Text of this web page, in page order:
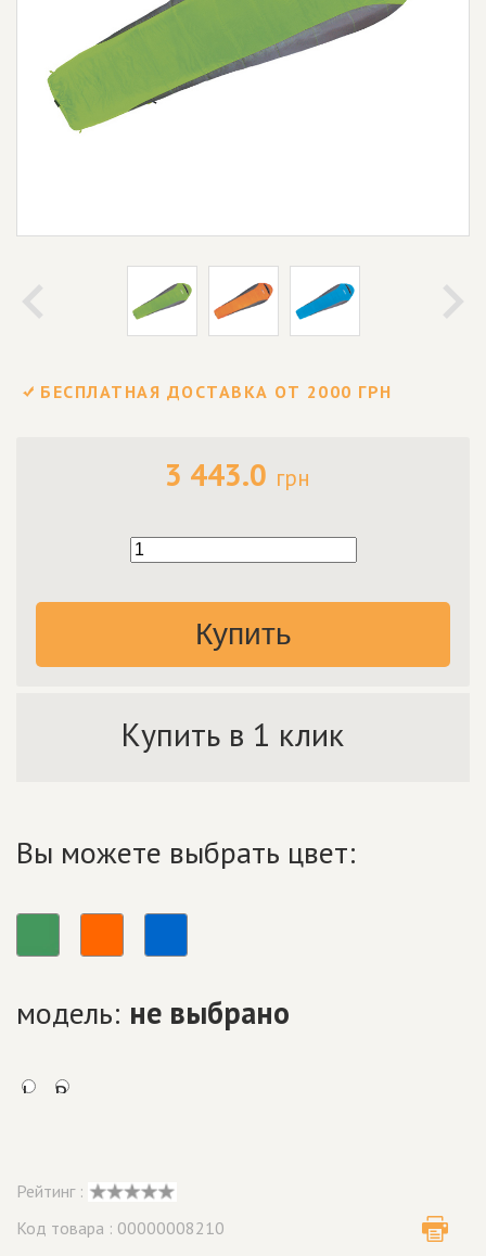
БЕСПЛАТНАЯ ДОСТАВКА ОТ 2000 ГРН
3 443.0 грн
Купить
Купить в 1 клик
Вы можете выбрать цвет:
модель: не выбрано
L R
Рейтинг :
Код товара : 00000008210